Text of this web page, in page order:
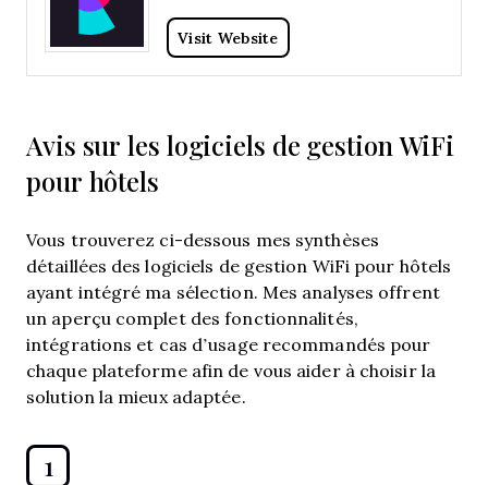
Visit Website
Avis sur les logiciels de gestion WiFi
pour hôtels
Vous trouverez ci-dessous mes synthèses
détaillées des logiciels de gestion WiFi pour hôtels
ayant intégré ma sélection. Mes analyses offrent
un aperçu complet des fonctionnalités,
intégrations et cas d’usage recommandés pour
chaque plateforme afin de vous aider à choisir la
solution la mieux adaptée.
1